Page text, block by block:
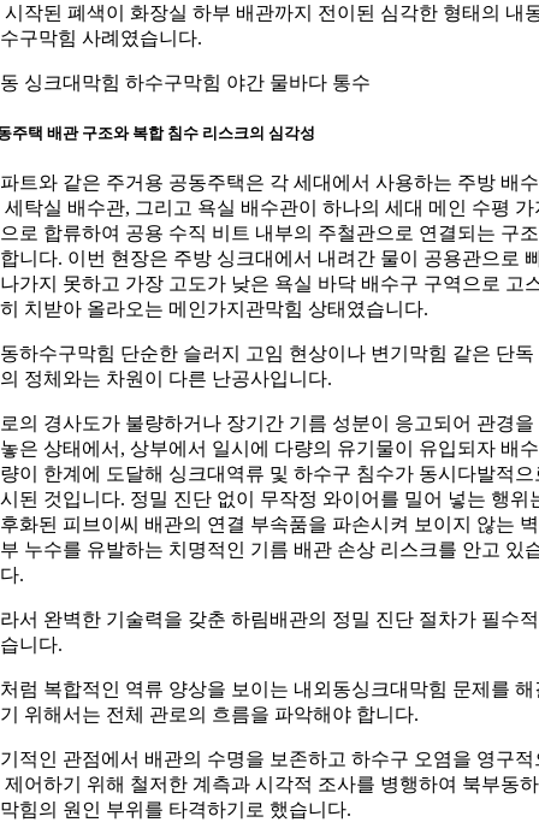
시작된 폐색이 화장실 하부 배관까지 전이된 심각한 형태의 내
구막힘 사례였습니다.
싱크대막힘 하수구막힘 야간 물바다 통수
주택 배관 구조와 복합 침수 리스크의 심각성
트와 같은 주거용 공동주택은 각 세대에서 사용하는 주방 배
세탁실 배수관, 그리고 욕실 배수관이 하나의 세대 메인 수평 가
로 합류하여 공용 수직 비트 내부의 주철관으로 연결되는 구
니다. 이번 현장은 주방 싱크대에서 내려간 물이 공용관으로
가지 못하고 가장 고도가 낮은 욕실 바닥 배수구 구역으로 고
치받아 올라오는 메인가지관막힘 상태였습니다.
하수구막힘 단순한 슬러지 고임 현상이나 변기막힘 같은 단독
정체와는 차원이 다른 난공사입니다.
의 경사도가 불량하거나 장기간 기름 성분이 응고되어 관경을
은 상태에서, 상부에서 일시에 다량의 유기물이 유입되자 배수
이 한계에 도달해 싱크대역류 및 하수구 침수가 동시다발적으
된 것입니다. 정밀 진단 없이 무작정 와이어를 밀어 넣는 행위
화된 피브이씨 배관의 연결 부속품을 파손시켜 보이지 않는
누수를 유발하는 치명적인 기름 배관 손상 리스크를 안고 있
.
서 완벽한 기술력을 갖춘 하림배관의 정밀 진단 절차가 필수
니다.
럼 복합적인 역류 양상을 보이는 내외동싱크대막힘 문제를 해
위해서는 전체 관로의 흐름을 파악해야 합니다.
적인 관점에서 배관의 수명을 보존하고 하수구 오염을 영구적
제어하기 위해 철저한 계측과 시각적 조사를 병행하여 북부동
힘의 원인 부위를 타격하기로 했습니다.